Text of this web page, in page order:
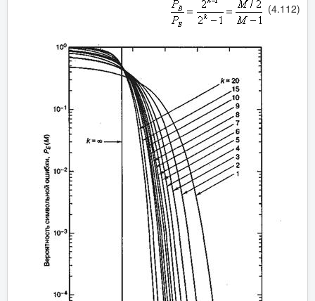
(4.112)